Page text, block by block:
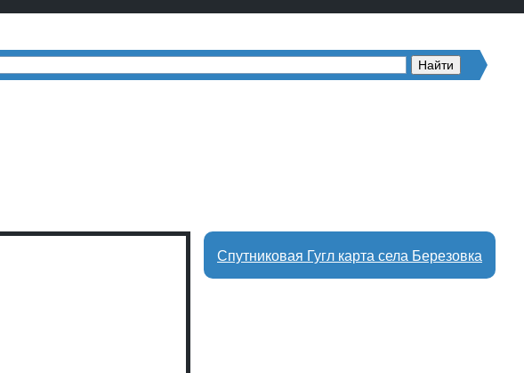
Спутниковая Гугл карта села Березовка